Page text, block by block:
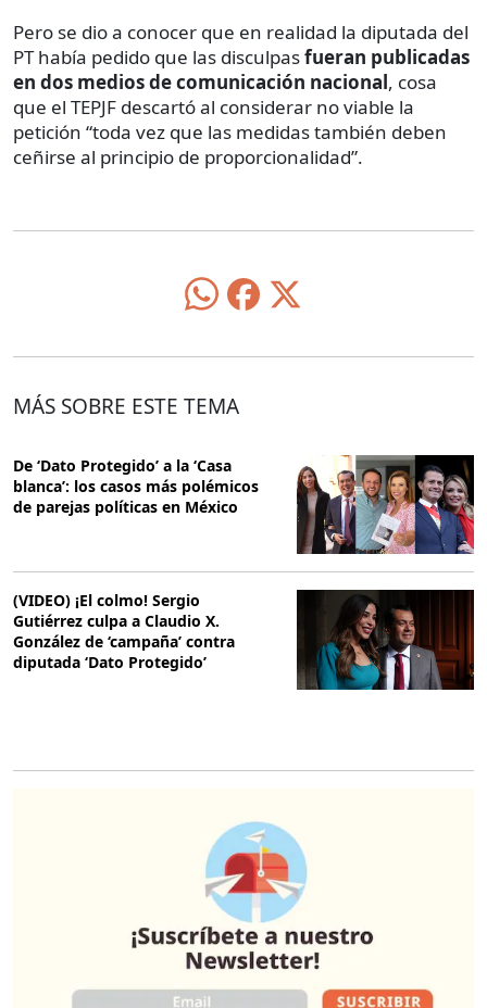
Pero se dio a conocer que en realidad la diputada del
PT había pedido que las disculpasfueran publicadas
en dos medios de comunicación nacional, cosa
que el TEPJF descartó al considerar no viable la
petición “toda vez que las medidas también deben
ceñirse al principio de proporcionalidad”.
MÁS SOBRE ESTE TEMA
De ‘Dato Protegido’ a la ‘Casa
blanca’: los casos más polémicos
de parejas políticas en México
(VIDEO) ¡El colmo! Sergio
Gutiérrez culpa a Claudio X.
González de ‘campaña’ contra
diputada ‘Dato Protegido’